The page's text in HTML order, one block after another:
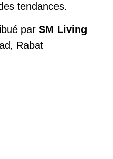
tendances.
par SM Living
Rabat